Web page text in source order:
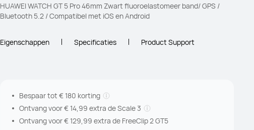
HUAWEI WATCH GT 5 Pro 46mm Zwart fluoroelastomeer band/ GPS /
Bluetooth 5.2 / Compatibel met iOS en Android
Eigenschappen Specificaties Product Support
Bespaar tot € 180 korting
Ontvang voor € 14,99 extra de Scale 3
Ontvang voor € 129,99 extra de FreeClip 2 GT5